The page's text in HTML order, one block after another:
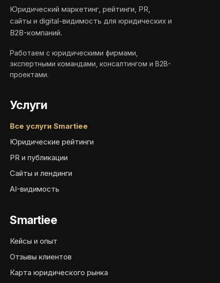
Юридический маркетинг, рейтинги, PR,
сайты и digital-видимость для юридических и
B2B-компаний.
Работаем с юридическими фирмами,
экспертными командами, консалтингом и B2B-
проектами.
Услуги
Все услуги Smartiee
Юридические рейтинги
PR и публикации
Сайты и лендинги
AI-видимость
Smartiee
Кейсы и опыт
Отзывы клиентов
Карта юридического рынка